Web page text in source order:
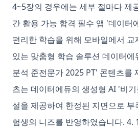
4~5장의 경우에는 세부 절마다 제
간 활용 가능 합격 필수 앱 '데이터
편리한 학습을 위해 모바일에서
있는 맞춤형 학습 솔루션 데이터에
분석 준전문가 2025 PT' 콘텐츠를
츠는 데이터에듀의 생성형 AI '비
설을 제공하여 한정된 지면으로
험생의 니즈를 반영하였습니다. 4.